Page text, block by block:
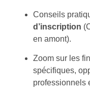
Conseils
d’inscription
en amont).
Zoom sur les
spécifiques,
professionnels